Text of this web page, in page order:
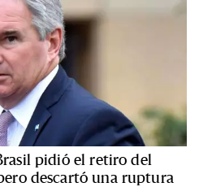
pidió el retiro del
descartó una ruptura